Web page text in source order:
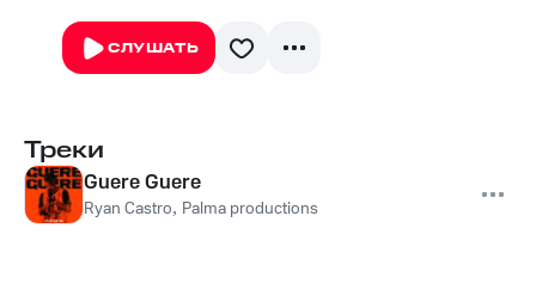
СЛУШАТЬ
Треки
Guere Guere
Ryan Castro, Palma productions